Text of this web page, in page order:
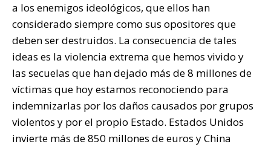
a los enemigos ideológicos, que ellos han
considerado siempre como sus opositores que
deben ser destruidos. La consecuencia de tales
ideas es la violencia extrema que hemos vivido y
las secuelas que han dejado más de 8 millones de
víctimas que hoy estamos reconociendo para
indemnizarlas por los daños causados por grupos
violentos y por el propio Estado. Estados Unidos
invierte más de 850 millones de euros y China